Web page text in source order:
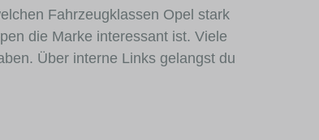
Fahrzeugklassen Opel stark
die Marke interessant ist. Viele
Über interne Links gelangst du